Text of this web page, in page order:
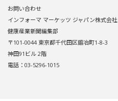
お問い合わせ
インフォーマ マーケッツ ジャパン株式会社
健康産業新聞編集部
〒101-0044 東京都千代田区鍛冶町1-8-3
神田91ビル 2階
電話：03-5296-1015